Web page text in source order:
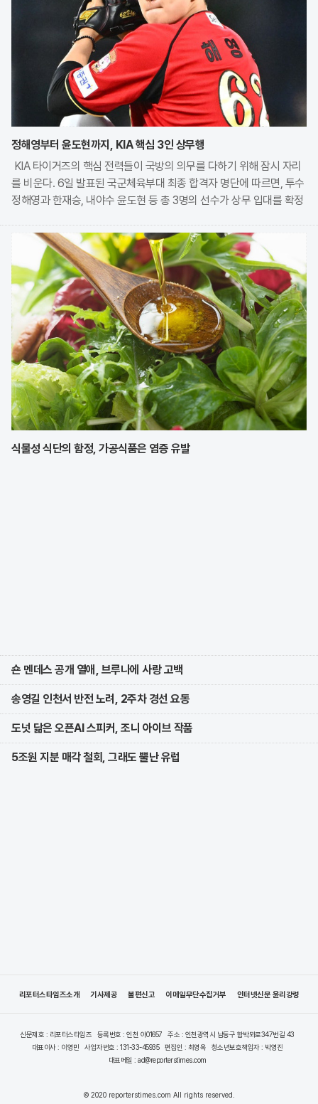
정해영부터 윤도현까지, KIA 핵심 3인 상무행
KIA 타이거즈의 핵심 전력들이 국방의 의무를 다하기 위해 잠시 자리
를 비운다. 6일 발표된 국군체육부대 최종 합격자 명단에 따르면, 투수
정해영과 한재승, 내야수 윤도현 등 총 3명의 선수가 상무 입대를 확정
을 보였으나, 최종적으로 구단과
식물성 식단의 함정, 가공식품은 염증 유발
숀 멘데스 공개 열애, 브루나에 사랑 고백
송영길 인천서 반전 노려, 2주차 경선 요동
도넛 닮은 오픈AI 스피커, 조니 아이브 작품
5조원 지분 매각 철회, 그래도 뿔난 유럽
리포터스타임즈소개 기사제공 불편신고 이메일무단수집거부 인터넷신문 윤리강령
신문제호 : 리포터스타임즈 등록번호 : 인천 아01657
주소 : 인천광역시 남동구 함박뫼로347번길 43
대표이사 : 이영민
사업자번호 : 131-33-45935 편집인 : 최영옥
청소년보호책임자 : 박영진
대표메일 : ad@reporterstimes.com
© 2020 reporterstimes.com All rights reserved.